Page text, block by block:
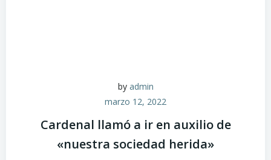
by admin
marzo 12, 2022
Cardenal llamó a ir en auxilio de
«nuestra sociedad herida»